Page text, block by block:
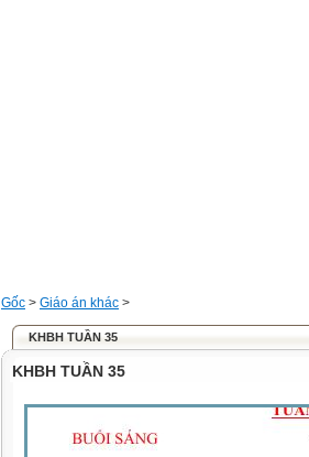
Gốc > Giáo án khác >
KHBH TUẦN 35
KHBH TUẦN 35